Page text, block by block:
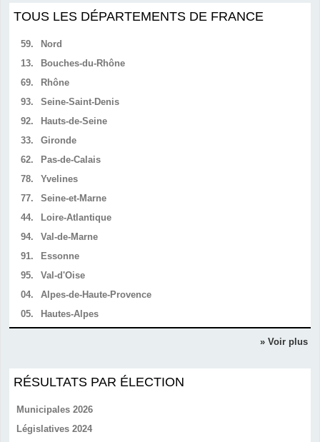
TOUS LES DÉPARTEMENTS DE FRANCE
59.
Nord
13.
Bouches-du-Rhône
69.
Rhône
93.
Seine-Saint-Denis
92.
Hauts-de-Seine
33.
Gironde
62.
Pas-de-Calais
78.
Yvelines
77.
Seine-et-Marne
44.
Loire-Atlantique
94.
Val-de-Marne
91.
Essonne
95.
Val-d'Oise
04.
Alpes-de-Haute-Provence
05.
Hautes-Alpes
» Voir plus
RÉSULTATS PAR ÉLECTION
Municipales 2026
Législatives 2024